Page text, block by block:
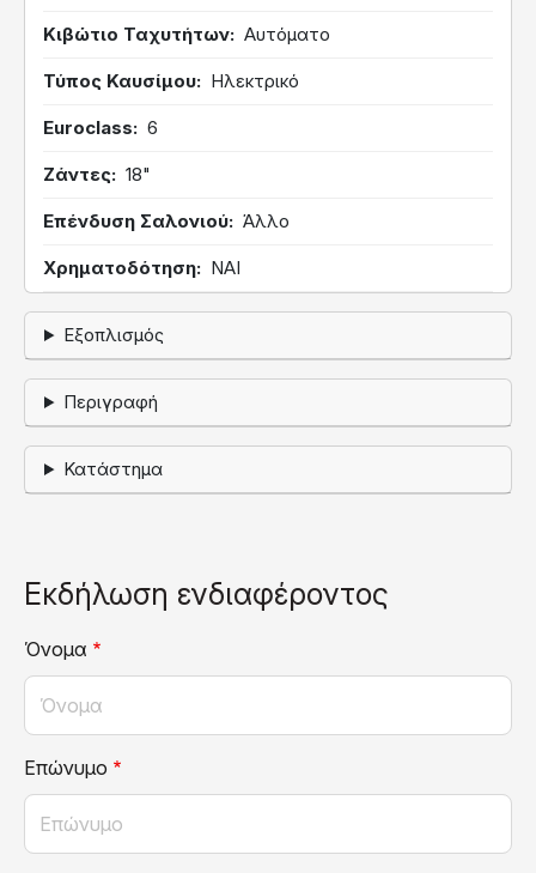
Κιβώτιο Ταχυτήτων Αυτόματο
Τύπος Καυσίμου Ηλεκτρικό
Euroclass 6
Ζάντες 18"
Επένδυση Σαλονιού Άλλο
Χρηματοδότηση ΝΑΙ
Εξοπλισμός
Περιγραφή
Κατάστημα
Εκδήλωση ενδιαφέροντος
Όνομα
Επώνυμο